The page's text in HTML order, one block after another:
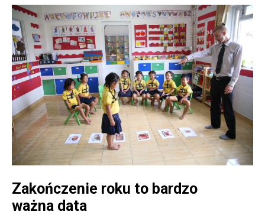
Zakończenie roku to bardzo
ważna data